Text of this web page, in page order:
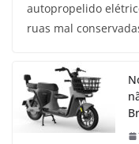
autopropelido
ruas mal